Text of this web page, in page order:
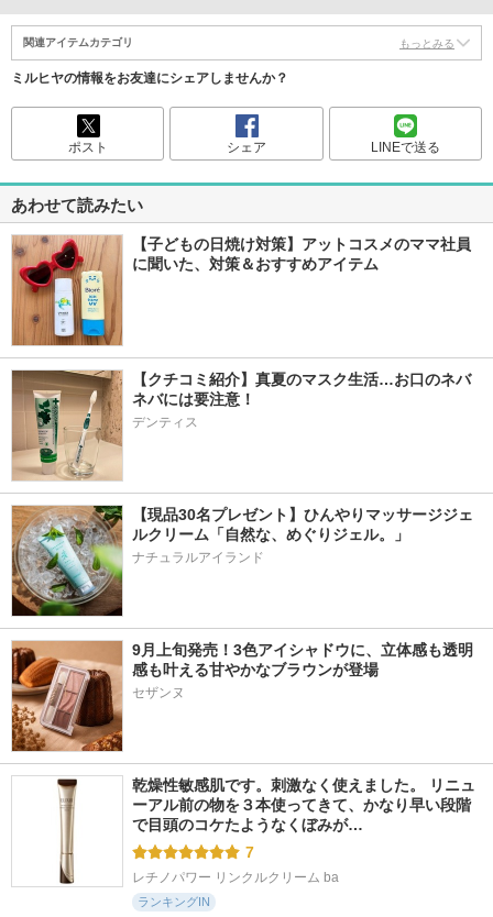
関連アイテムカテゴリ もっとみる
ミルヒヤの情報をお友達にシェアしませんか？
ポスト シェア LINEで送る
あわせて読みたい
【子どもの日焼け対策】アットコスメのママ社員
に聞いた、対策＆おすすめアイテム
【クチコミ紹介】真夏のマスク生活…お口のネバ
ネバには要注意！
デンティス
【現品30名プレゼント】ひんやりマッサージジェ
ルクリーム「自然な、めぐりジェル。」
ナチュラルアイランド
9月上旬発売！3色アイシャドウに、立体感も透明
感も叶える甘やかなブラウンが登場
乾燥性敏感肌です。刺激なく使えました。 リニュ
ーアル前の物を３本使ってきて、かなり早い段階
で目頭のコケたようなくぼみが…
7
レチノパワー リンクルクリーム ba
ランキングIN